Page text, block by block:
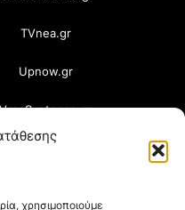
χρησιμοποιούμε
TVnea.gr
Upnow.gr
VresSyntages.gr
Xristianika.gr